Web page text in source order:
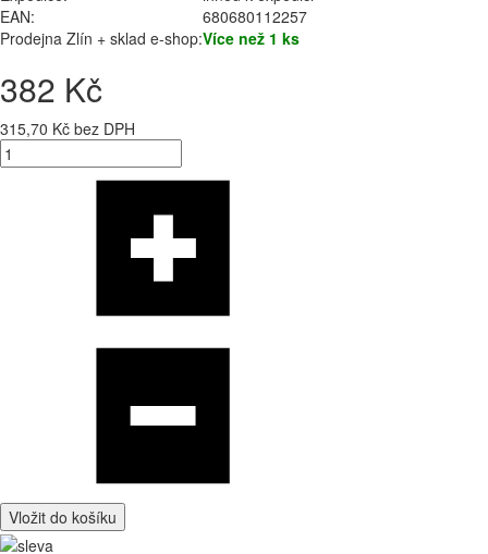
EAN:
680680112257
Prodejna Zlín + sklad e-shop:Více než 1 ks
382 Kč
315,70 Kč bez DPH
Vložit do košíku